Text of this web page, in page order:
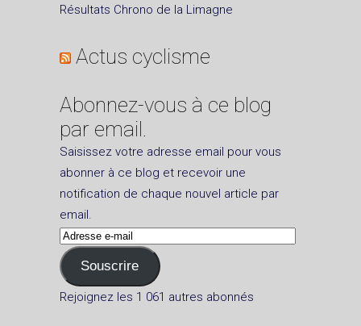
Résultats Chrono de la Limagne
Actus cyclisme
Abonnez-vous à ce blog
par email.
Saisissez votre adresse email pour vous
abonner à ce blog et recevoir une
notification de chaque nouvel article par
email.
Adresse
e-
mail
Souscrire
Rejoignez les 1 061 autres abonnés